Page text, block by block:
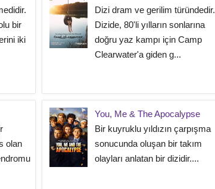
bir
iki
Dizi dram ve gerilim türündedir.
Dizide, 80'li yılların sonlarına
doğru yaz kampı için Camp
Clearwater'a giden g...
olan
You, Me & The Apocalypse
Bir kuyruklu yıldızın çarpışma
sonucunda oluşan bir takım
olayları anlatan bir dizidir....